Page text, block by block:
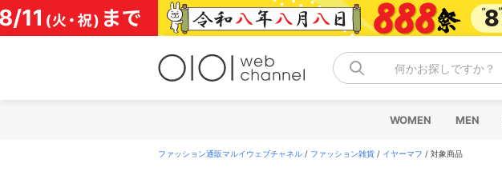
コ
ン
テ
何かお探しですか？
WOMEN MEN
ファッション通販マルイウェブチャネル / ファッション雑貨 / イヤーマフ / 対象商品